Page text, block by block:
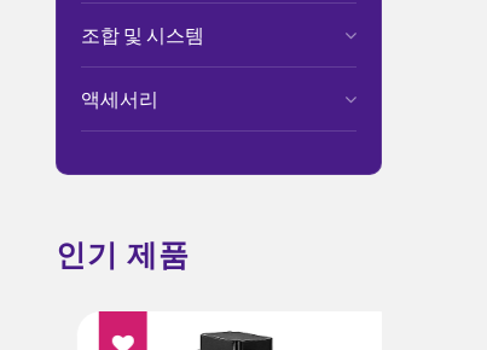
조합 및 시스템
액세서리
인기 제품